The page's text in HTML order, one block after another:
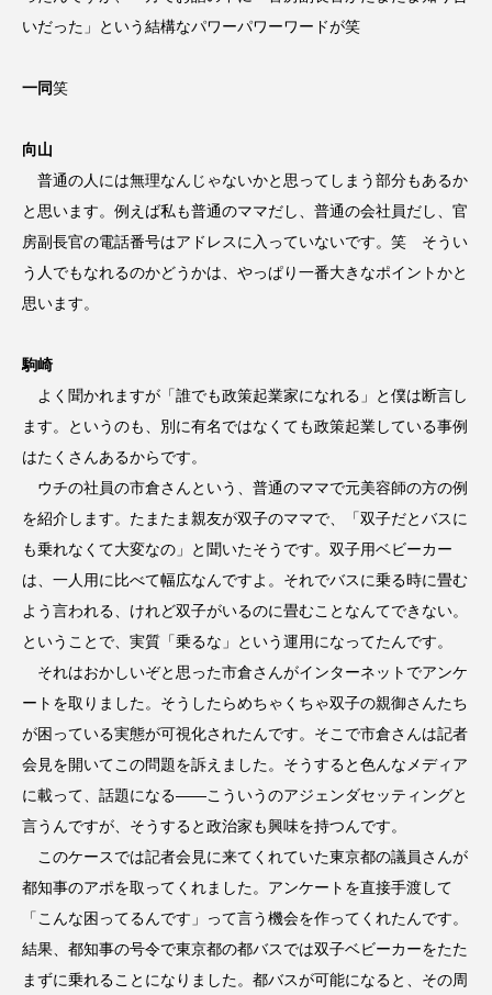
いだった」という結構なパワーパワーワードが笑
一同笑
向山
普通の人には無理なんじゃないかと思ってしまう部分もあるか
と思います。例えば私も普通のママだし、普通の会社員だし、官
房副長官の電話番号はアドレスに入っていないです。笑 そうい
う人でもなれるのかどうかは、やっぱり一番大きなポイントかと
思います。
駒崎
よく聞かれますが「誰でも政策起業家になれる」と僕は断言し
ます。というのも、別に有名ではなくても政策起業している事例
はたくさんあるからです。
ウチの社員の市倉さんという、普通のママで元美容師の方の例
を紹介します。たまたま親友が双子のママで、「双子だとバスに
も乗れなくて大変なの」と聞いたそうです。双子用ベビーカー
は、一人用に比べて幅広なんですよ。それでバスに乗る時に畳む
よう言われる、けれど双子がいるのに畳むことなんてできない。
ということで、実質「乗るな」という運用になってたんです。
それはおかしいぞと思った市倉さんがインターネットでアンケ
ートを取りました。そうしたらめちゃくちゃ双子の親御さんたち
が困っている実態が可視化されたんです。そこで市倉さんは記者
会見を開いてこの問題を訴えました。そうすると色んなメディア
に載って、話題になる――こういうのアジェンダセッティングと
言うんですが、そうすると政治家も興味を持つんです。
このケースでは記者会見に来てくれていた東京都の議員さんが
都知事のアポを取ってくれました。アンケートを直接手渡して
「こんな困ってるんです」って言う機会を作ってくれたんです。
結果、都知事の号令で東京都の都バスでは双子ベビーカーをたた
まずに乗れることになりました。都バスが可能になると、その周